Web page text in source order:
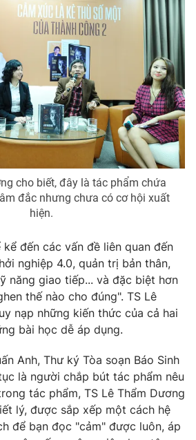
Podcast
Infographic
Shorts video
Bất động sản
Tấm lòng Việt
Vươn mình bằng AI
VTV8
English
cho biết, đây là tác phẩm chứa
đắc nhưng chưa có cơ hội xuất
hiện.
đến các vấn đề liên quan đến
nghiệp 4.0, quản trị bản thân,
năng giao tiếp... và đặc biệt hơn
thế nào cho đúng". TS Lê
nạp những kiến thức của cả hai
bài học dễ áp dụng.
Anh, Thư ký Tòa soạn Báo Sinh
là người chắp bút tác phẩm nêu
tác phẩm, TS Lê Thẩm Dương
lý, được sắp xếp một cách hệ
để bạn đọc "cảm" được luôn, áp